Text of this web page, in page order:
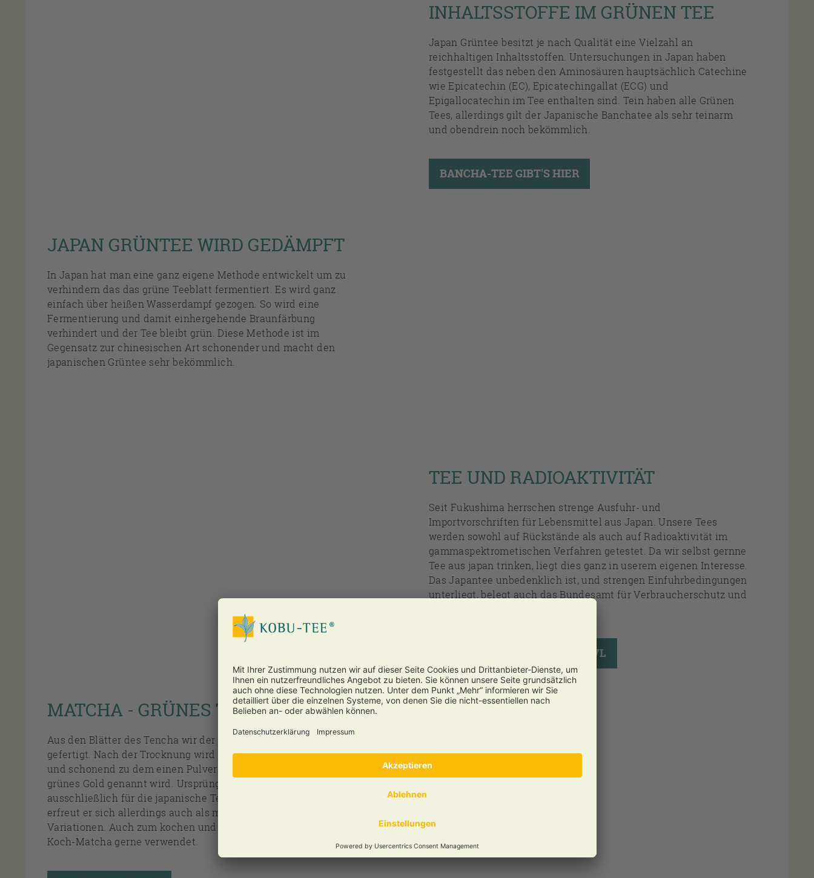
INHALTSSTOFFE IM GRÜNEN TEE
Japan Grüntee besitzt je nach Qualität eine Vielzahl an
reichhaltigen Inhaltsstoffen. Untersuchungen in Japan haben
festgestellt das neben den Aminosäuren hauptsächlich Catechine
wie Epicatechin (EC), Epicatechingallat (ECG) und
Epigallocatechin im Tee enthalten sind. Tein haben alle Grünen
Tees, allerdings gilt der Japanische Banchatee als sehr teinarm
und obendrein noch bekömmlich.
BANCHA-TEE GIBT'S HIER
JAPAN GRÜNTEE WIRD GEDÄMPFT
In Japan hat man eine ganz eigene Methode entwickelt um zu
verhindern das das grüne Teeblatt fermentiert. Es wird ganz
einfach über heißen Wasserdampf gezogen. So wird eine
Fermentierung und damit einhergehende Braunfärbung
verhindert und der Tee bleibt grün. Diese Methode ist im
Gegensatz zur chinesischen Art schonender und macht den
japanischen Grüntee sehr bekömmlich.
TEE UND RADIOAKTIVITÄT
Seit Fukushima herrschen strenge Ausfuhr- und
Importvorschriften für Lebensmittel aus Japan. Unsere Tees
werden sowohl auf Rückstände als auch auf Radioaktivität im
gammaspektrometischen Verfahren getestet. Da wir selbst gernne
Tee aus japan trinken, liegt dies ganz in userem eigenen Interesse.
Das Japantee unbedenklich ist, und strengen Einfuhrbedingungen
unterliegt, belegt auch das Bundesamt für Verbraucherschutz und
ZUR UNTERSUCHUNG DES BVL
MATCHA - GRÜNES TEEPULVER
Aus den Blätter des Tencha wir der hochwertige Matchatee
gefertigt. Nach der Trocknung wird er in Steinmühlen langsam
und schonend zu dem einen Pulver gemahlen, was auch gerne
grünes Gold genannt wird. Ursprünglich war Matcha
ausschließlich für die japanische Teezeremonie gedacht. Heute
erfreut er sich allerdings auch als modernes In-Getränk in vielen
Variationen. Auch zum kochen und backen wird der sogenannte
Koch-Matcha gerne verwendet.